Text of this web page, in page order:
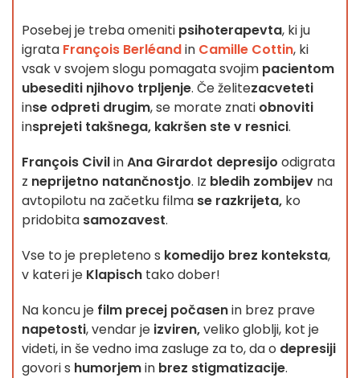
Posebej je treba omeniti psihoterapevta, ki ju
igrata François Berléandin Camille Cottin, ki
vsak v svojem slogu pomagata svojim pacientom
ubesediti njihovo trpljenje. Če želitezacveteti
inse odpreti drugim, se morate znati obnoviti
insprejeti takšnega, kakršen ste v resnici.
François CivilinAna Girardot depresijo odigrata
z neprijetno natančnostjo. Iz bledih zombijev na
avtopilotu na začetku filma se razkrijeta, ko
pridobita samozavest.
Vse to je prepleteno s komedijo brez konteksta,
v kateri je Klapisch tako dober!
Na koncu je film precej počasenin brez prave
napetosti, vendar je izviren,veliko globlji, kot je
videti, in še vedno ima zasluge za to, da o depresiji
govori s humorjemin brez stigmatizacije.